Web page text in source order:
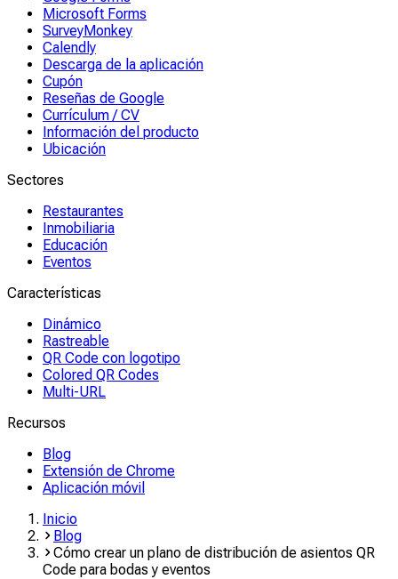
Microsoft Forms
SurveyMonkey
Calendly
Descarga de la aplicación
Cupón
Reseñas de Google
Currículum / CV
Información del producto
Ubicación
Sectores
Restaurantes
Inmobiliaria
Educación
Eventos
Características
Dinámico
Rastreable
QR Code con logotipo
Colored QR Codes
Multi-URL
Recursos
Blog
Extensión de Chrome
Aplicación móvil
Inicio
Blog
Cómo crear un plano de distribución de asientos QR
Code para bodas y eventos